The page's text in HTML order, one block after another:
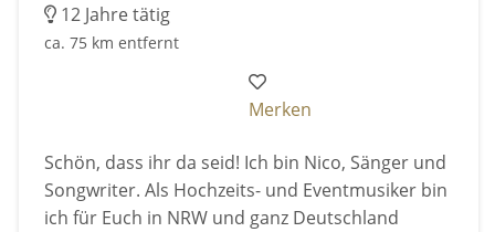
12 Jahre tätig
ca. 75 km entfernt
Merken
Schön, dass ihr da seid! Ich bin Nico, Sänger und
Songwriter. Als Hochzeits- und Eventmusiker bin
ich für Euch in NRW und ganz Deutschland